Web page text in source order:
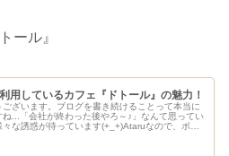
ール』
用しているカフェ『ドトール』の魅力！
ございます。ブログを書き続けることって本当に
ね...「会社が終わった後やろ～♪」なんて思ってい
々な誘惑が待っています(+_+)Ataruなので、ボク